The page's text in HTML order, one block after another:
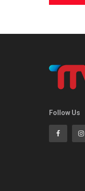
Follow Us